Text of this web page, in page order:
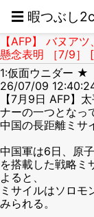
☰ 暇つぶし
【AFP】 バヌア
懸念表明 ［7/9］
1:仮面ウニダー ★
26/07/09
【7月9日 AFP】
ナーの一つとなっ
中国の長距離ミサ
中国軍は6日、原
を搭載した戦略ミ
よると、
ミサイルはソロモ
みられる。